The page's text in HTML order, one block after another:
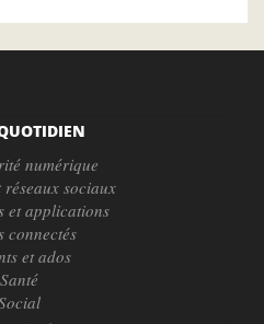
numérique
réseaux sociaux
et applications
connectés
et ados
Santé